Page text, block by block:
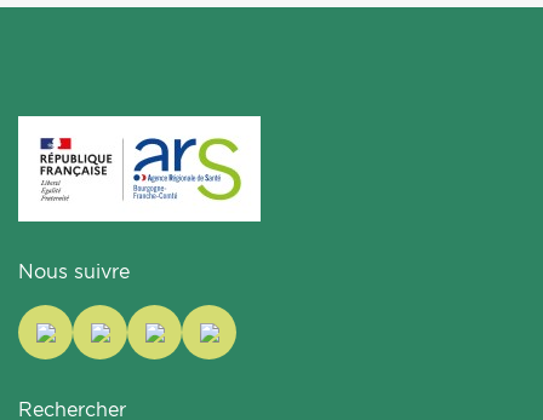
Nous suivre
Rechercher